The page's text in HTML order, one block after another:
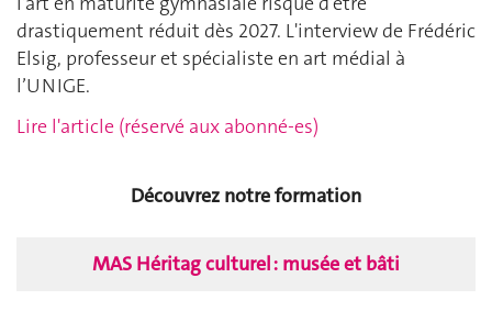
drastiquement réduit dès 2027. L'interview de Frédéric
Elsig, professeur et spécialiste en art médial à
l’UNIGE.
Lire l'article (réservé aux abonné-es)
Découvrez notre formation
MAS Héritag culturel : musée et bâti